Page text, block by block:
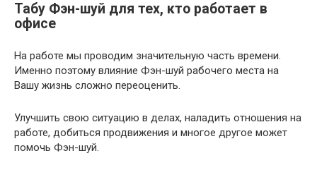
Табу Фэн-шуй для тех, кто работает в
офисе
На работе мы проводим значительную часть времени.
Именно поэтому влияние Фэн-шуй рабочего места на
Вашу жизнь сложно переоценить.
Улучшить свою ситуацию в делах, наладить отношения на
работе, добиться продвижения и многое другое может
помочь Фэн-шуй.